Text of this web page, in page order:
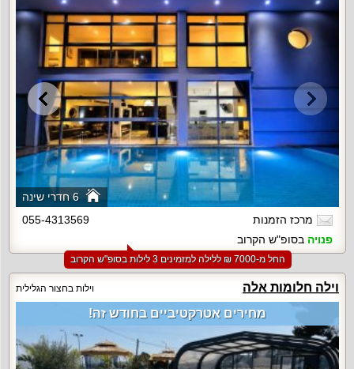
6 חדרי שינה
מרכז הזמנות
055-4313569
פנויה בסופ"ש הקרוב
החל מ-‏7000 ₪ ללילה למזמינים 3 לילות בסופ"ש הקרוב
וילה חלומות אלה וילות בחצור הגלילית
מחירים אטרקטיביים בחודש זה!